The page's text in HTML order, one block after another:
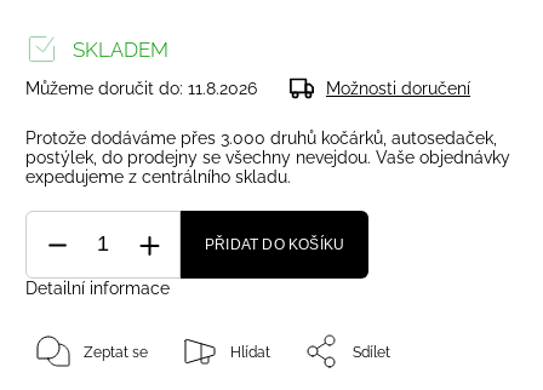
SKLADEM
Můžeme doručit do: 11.8.2026 Možnosti doručení
Protože dodáváme přes 3.000 druhů kočárků, autosedaček,
postýlek, do prodejny se všechny nevejdou. Vaše objednávky
expedujeme z centrálního skladu.
PŘIDAT DO KOŠÍKU
Detailní informace
Zeptat se Hlídat Sdílet